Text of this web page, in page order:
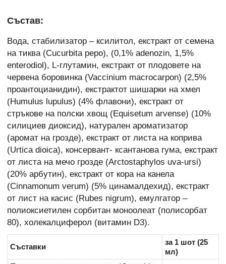
Състав:
Вода, стабилизатор – ксилитол, екстракт от семена
на тиква (Cucurbita pepo), (0,1% adenozin, 1,5%
enterodiol), L-глутамин, екстракт от плодовете на
червена боровинка (Vaccinium macrocarpon) (2,5%
проантоцианидин), екстрактот шишарки на хмел
(Humulus lupulus) (4% флавони), екстракт от
стръкове на полски хвощ (Equisetum arvense) (10%
силициев диоксид), натурален ароматизатор
(аромат на грозде), екстракт от листа на коприва
(Urtica dioica), консервант- ксантанова гума, екстракт
от листа на мечо грозде (Arctostaphylos uva-ursi)
(20% арбутин), екстракт от кора на канела
(Cinnamonum verum) (5% цинамалдехид), екстракт
от лист на касис (Rubes nigrum), емулгатор –
полиоксиетилен сорбитан моноолеат (полисорбат
80), холекалциферол (витамин D3).
Съставки
за 1 шот (25
мл)